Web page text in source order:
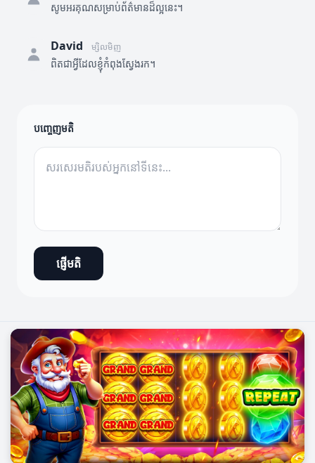
សូមអរគុណសម្រាប់ព័ត៌មានដ៏ល្អនេះ។
David ម្សិលមិញ
ពិតជាអ្វីដែលខ្ញុំកំពុងស្វែងរក។
បញ្ចេញមតិ
ផ្ញើមតិ